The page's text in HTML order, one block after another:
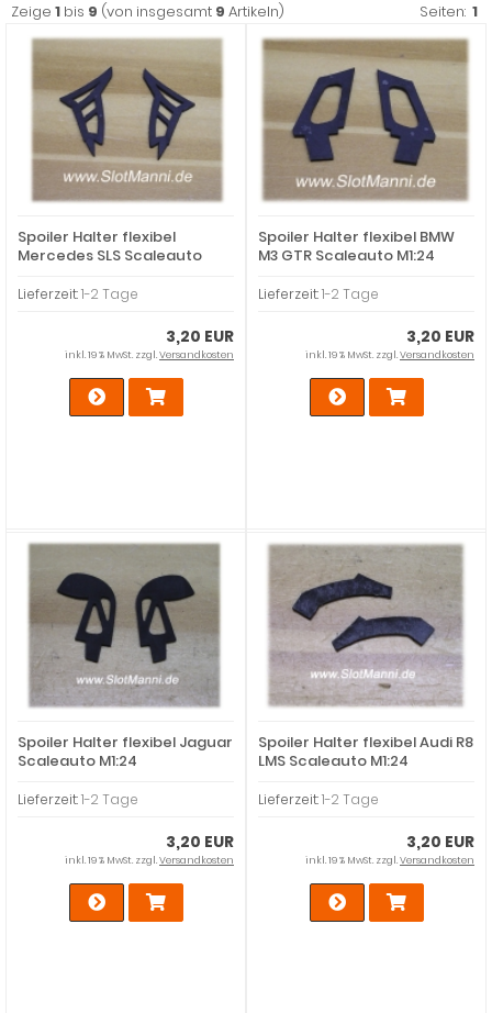
Zeige 1 bis 9 (von insgesamt 9 Artikeln) Seiten: 1
Spoiler Halter flexibel
Mercedes SLS Scaleauto
Lieferzeit:1-2 Tage
3,20 EUR
inkl. 19 % MwSt. zzgl.Versandkosten
Spoiler Halter flexibel BMW
M3 GTR Scaleauto M1:24
Lieferzeit:1-2 Tage
3,20 EUR
inkl. 19 % MwSt. zzgl.Versandkosten
Spoiler Halter flexibel Jaguar
Scaleauto M1:24
Lieferzeit:1-2 Tage
3,20 EUR
inkl. 19 % MwSt. zzgl.Versandkosten
Spoiler Halter flexibel Audi R8
LMS Scaleauto M1:24
Lieferzeit:1-2 Tage
3,20 EUR
inkl. 19 % MwSt. zzgl.Versandkosten